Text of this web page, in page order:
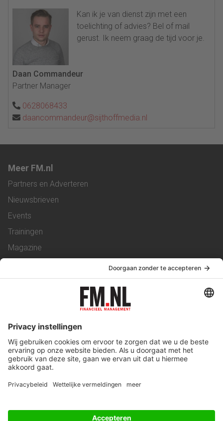
Kan ik je van dienst zijn met een
toelichting of advies? Bel of mail
gerust. Ik neem graag de tijd voor je.
Daan Commandeur
Partner Manager
0628068433
daancommandeur@sijthoffmedia.nl
Meer FM.nl
Partners en Adverteren
Nieuwsbrieven
Events
Trainingen
Magazine
Service & Contact
Werken bij ons
Privacy Statement
Algemene Voorwaarden